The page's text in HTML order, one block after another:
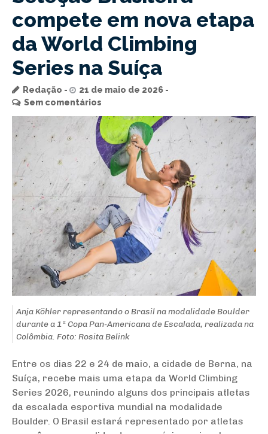
compete em nova etapa
da World Climbing
Series na Suíça
Redação
21 de maio de 2026
Sem comentários
Anja Köhler representando o Brasil na modalidade Boulder
durante a 1ª Copa Pan-Americana de Escalada, realizada na
Colômbia. Foto: Rosita Belink
Entre os dias 22 e 24 de maio, a cidade de Berna, na
Suíça, recebe mais uma etapa da World Climbing
Series 2026, reunindo alguns dos principais atletas
da escalada esportiva mundial na modalidade
Boulder. O Brasil estará representado por atletas